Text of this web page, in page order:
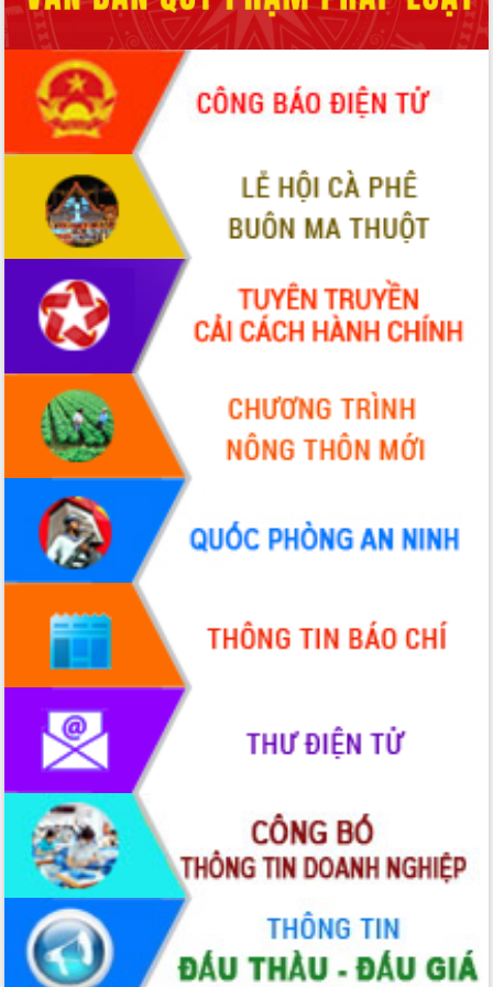
món ăn từ sầu riêng
Đắk Lắk công bố Quy hoạch và xúc
tiến đầu tư tỉnh
Ngành cá ngừ Đắk Lắk chủ động thích
ứng để giữ vững thị trường xuất khẩu
Diễn đàn Kinh tế tư nhân Việt Nam đột
phá cơ chế - Hợp tác công tư
Đề án 06 tạo bước ngoặt đột phá trong
cải cách hành chính tỉnh Đắk Lắk
Kết nối tour, đẩy mạnh chuyển đổi số
để phát triển du lịch Đắk Lắk
Khởi động Dự án Đầu tư xây dựng hạ
tầng kỹ thuật Cụm công nghiệp Tân
Tiến
Gặp mặt các cơ quan báo chí nhân Kỷ
niệm 101 năm Ngày Báo chí Cách
mạng Việt Nam
Đắk Lắk sơ kết 4 năm triển khai thực
hiện Đề án 06 của Chính phủ
Họp báo thông tin về Hội nghị Công bố
Quy hoạch và Xúc tiến đầu tư tỉnh Đắk
Lắk
Khơi thông điểm nghẽn, đẩy nhanh
giải ngân vốn khắc phục thiên tai
HĐND tỉnh thông qua điều chỉnh Quy
hoạch tỉnh thời kỳ 2021-2030
Hội thảo góp ý hồ sơ điều chỉnh quy
hoạch tỉnh Đắk Lắk thời kỳ 2021-2030,
tầm nhìn đến năm 2050
Nâng cao hiệu quả hoạt động của các
doanh nghiệp nhà nước
Hội nghị triển khai kết nối mạng
truyền số liệu chuyên dùng phục vụ cơ
quan Đảng, Nhà nước
Lễ phát động chuỗi hoạt động chung
tay làm sạch môi trường
Xã Ea Kar bước chuyển mình trong
công tác cải cách hành chính mô hình
mới
UBND tỉnh họp báo định kỳ tháng 4
năm 2026